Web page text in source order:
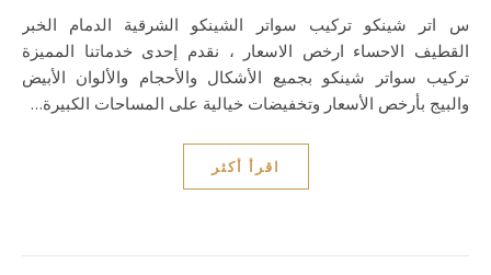
ساتر شينكو تركيب سواتر الشينكو الشرقية الدمام الخبر
القطيف الاحساء ارخص الاسعار ، نقدم إحدى خدماتنا المميزة
تركيب سواتر شينكو بجميع الأشكال والأحجام والألوان الأبيض
والبيج بأرخص الأسعار وتخفيضات خيالية على المساحات الكبيرة…
اقرأ أكثر